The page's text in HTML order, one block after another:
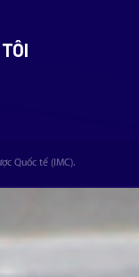
Quốc tế (IMC).